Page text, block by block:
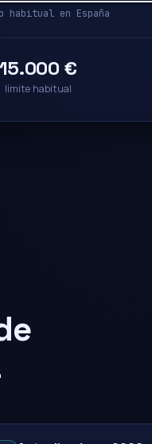
habitual en España
15.000 €
límite habitual